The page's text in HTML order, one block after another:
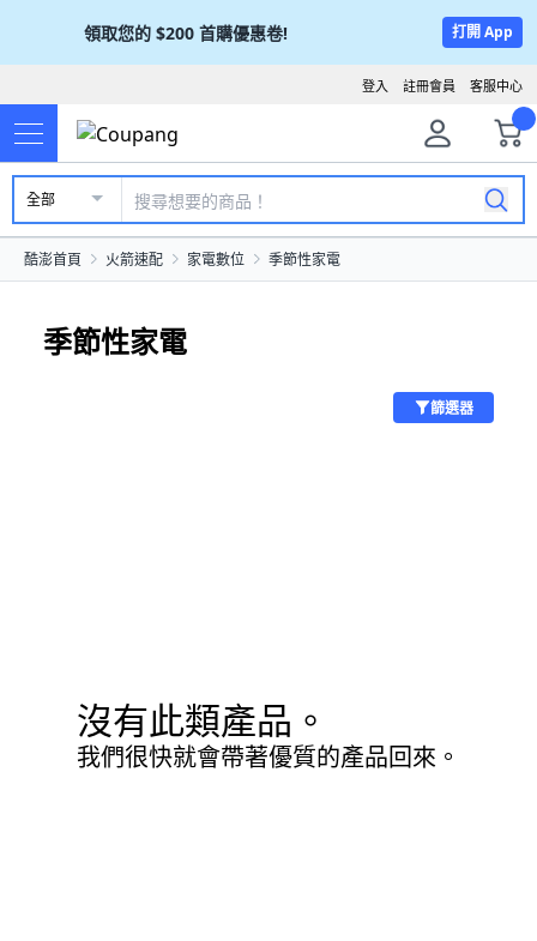
領取您的 $200 首購優惠卷! 打開 App
客服中心
註冊會員
登入
全部
酷澎首頁 火箭速配 家電數位 季節性家電
季節性家電
篩選器
沒有此類產品。
我們很快就會帶著優質的產品回來。